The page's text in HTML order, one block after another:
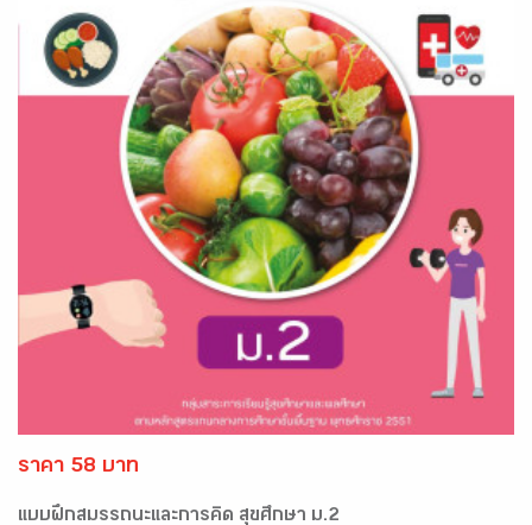
ราคา 58 บาท
แบบฝึกสมรรถนะและการคิด สุขศึกษา ม.2